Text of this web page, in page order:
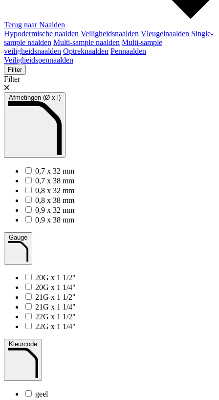
Terug naar Naalden
Hypodermische naalden Veiligheidsnaalden Vleugelnaalden Single-
sample naalden Multi-sample naalden Multi-sample
veiligheidsnaalden Optreknaalden Pennaalden
Veiligheidspennaalden
Filter
Filter
Afmetingen (Ø x l)
0,7 x 32 mm
0,7 x 38 mm
0,8 x 32 mm
0,8 x 38 mm
0,9 x 32 mm
0,9 x 38 mm
Gauge
20G x 1 1/2"
20G x 1 1/4"
21G x 1 1/2"
21G x 1 1/4"
22G x 1 1/2"
22G x 1 1/4"
Kleurcode
geel